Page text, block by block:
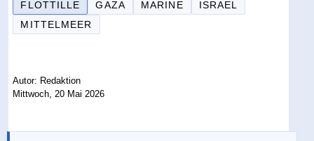
FLOTTILLE GAZA MARINE
ISRAEL
MITTELMEER
Autor: Redaktion
Mittwoch, 20 Mai 2026